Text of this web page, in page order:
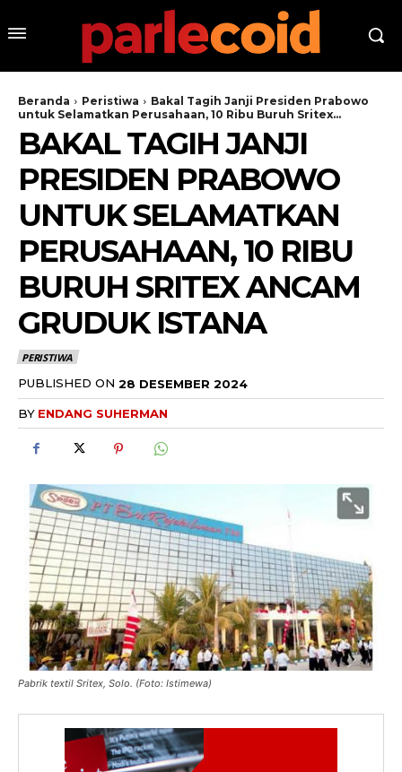
Beranda Peristiwa
Bakal Tagih Janji Presiden Prabowo
untuk Selamatkan Perusahaan, 10 Ribu Buruh Sritex...
BAKAL TAGIH JANJI
PRESIDEN PRABOWO
UNTUK SELAMATKAN
PERUSAHAAN, 10 RIBU
BURUH SRITEX ANCAM
GRUDUK ISTANA
PERISTIWA
PUBLISHED ON 28 DESEMBER 2024
BY ENDANG SUHERMAN
Pabrik textil Sritex, Solo. (Foto: Istimewa)